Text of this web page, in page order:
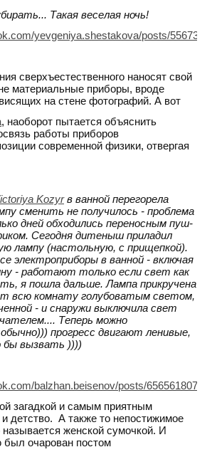
Такая веселая ночь!
yevgeniya.shestakova/posts/
сверхъестественного наносят свой
материальные приборы, вроде
на стене фотографий. А вот
, наоборот пытается объяснить
работы приборов
современной физики, отвергая
Kozyr в ванной перегорела
сменить не получилось - проблема
дней обходились переносным пуш-
Сегодня дитеныш приладил
лампу (настольную, с прищепкой).
электроприборы в ванной - включая
- работают только если свет как
я пошла дальше. Лампа прикручена
всю комнату голубоватым светом,
- и снаружи выключила свет
Теперь можно
прогресс двигают ленивые,
бы вызвать ))))
balzhan.beisenov/posts/
загадкой и самым приятным
детство. А также то непостижимое
называется женской сумочкой. И
был очарован постом